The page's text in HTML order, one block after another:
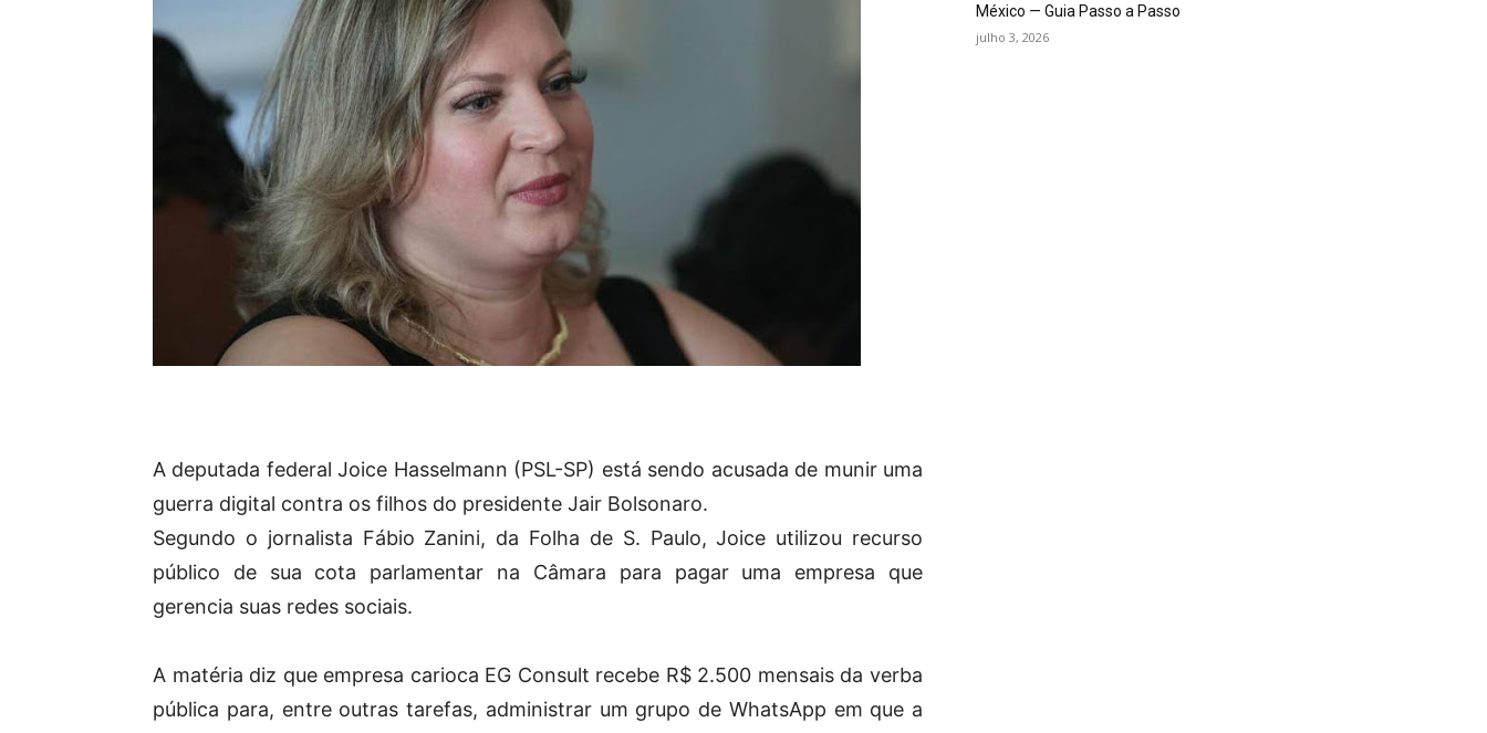
A deputada federal Joice Hasselmann (PSL-SP) está sendo acusada de munir uma
guerra digital contra os filhos do presidente Jair Bolsonaro.
Segundo o jornalista Fábio Zanini, da Folha de S. Paulo, Joice utilizou recurso
público de sua cota parlamentar na Câmara para pagar uma empresa que
gerencia suas redes sociais.
A matéria diz que empresa carioca EG Consult recebe R$ 2.500 mensais da verba
pública para, entre outras tarefas, administrar um grupo de WhatsApp em que a
México — Guia Passo a Passo
julho 3, 2026